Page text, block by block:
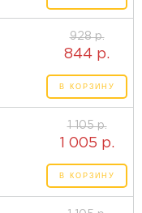
928 р.
844 р.
В КОРЗИНУ
1 105 р.
1 005 р.
В КОРЗИНУ